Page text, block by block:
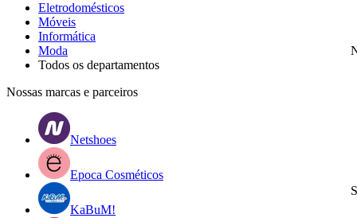
Eletrodomésticos
Móveis
Informática
Moda
Todos os departamentos
Nossas marcas e parceiros
Netshoes
Epoca Cosméticos
KaBuM!